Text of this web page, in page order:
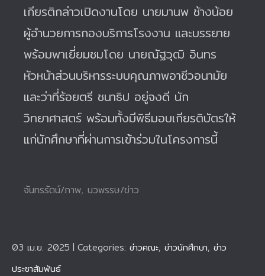
เกียรติกล่าวเปิดงานโดย นายมานพ ช้างน้อย
ผู้อำนวยการกองบริการโรงงาน และบรรยาย
พร้อมพาเยี่ยมชมโดย นายณัฐวุฒิ อินทร
หัวหน้าส่วนบริหารระบบคุณภาพอาชีวอนามัย
และว่าที่ร้อยตรี ชนาธิป อยู่จงดี นัก
วิทยาศาสตร์ พร้อมทั้งมีพิธีมอบเกียรติบัตรให้
แก่นักศึกษาที่ผ่านการเข้าร่วมในโครงการนี้
จันทรรัตน์/ภาพ, นวพรรษ/ข่าว
03 เม.ย. 2025 | Categories: ข่าวคณะ, ข่าวนักศึกษา, ข่าว
ประชาสัมพันธ์